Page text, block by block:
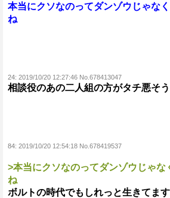
本当にクソなのってダンゾウじゃな
ね
24: 2019/10/20 12:27:46 No.678413047
相談役のあの二人組の方がタチ悪そう
84: 2019/10/20 12:54:18 No.678419537
>本当にクソなのってダンゾウじゃな
ね
ボルトの時代でもしれっと生きてま